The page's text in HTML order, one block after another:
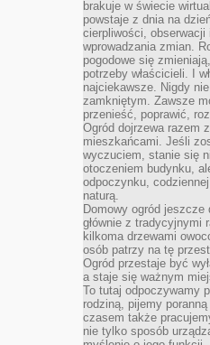
brakuje w świecie
powstaje z dnia na
cierpliwości, obserwacji
wprowadzania zmian.
pogodowe się
potrzeby właścicieli. I
najciekawsze. Nigdy
zamkniętym. Zawsze
przenieść, poprawić,
Ogród dojrzewa razem
mieszkańcami. Jeśli
wyczuciem, stanie się
otoczeniem budynku,
odpoczynku,
naturą.
Domowy ogród jeszcze
głównie z tradycyjnymi
kilkoma drzewami
osób patrzy na tę
Ogród przestaje być
a staje się ważnym
To tutaj odpoczywamy
rodziną, pijemy
czasem także
nie tylko sposób